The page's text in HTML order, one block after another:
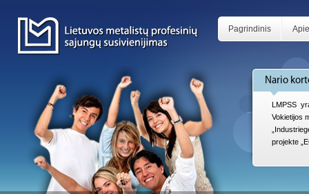
Nario
LMPSS
Vokietijos
projekte
Pagrindinis